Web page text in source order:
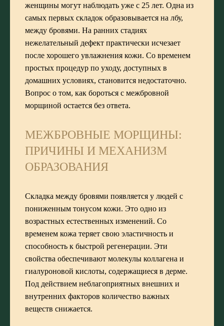
женщины могут наблюдать уже с 25 лет. Одна из
самых первых складок образовывается на лбу,
между бровями. На ранних стадиях
нежелательный дефект практически исчезает
после хорошего увлажнения кожи. Со временем
простых процедур по уходу, доступных в
домашних условиях, становится недостаточно.
Вопрос о том, как бороться с межбровной
морщиной остается без ответа.
МЕЖБРОВНЫЕ МОРЩИНЫ:
ПРИЧИНЫ И МЕХАНИЗМ
ОБРАЗОВАНИЯ
Складка между бровями появляется у людей с
пониженным тонусом кожи. Это одно из
возрастных естественных изменений. Со
временем кожа теряет свою эластичность и
способность к быстрой регенерации. Эти
свойства обеспечивают молекулы коллагена и
гиалуроновой кислоты, содержащиеся в дерме.
Под действием неблагоприятных внешних и
внутренних факторов количество важных
веществ снижается.